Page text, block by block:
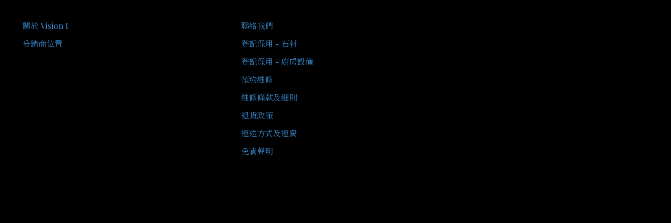
關於 Vision I
分銷商位置
聯絡我們
登記保用 - 石材
登記保用 - 廚房設備
預約維修
維修條款及細則
退貨政策
運送方式及運費
免責聲明